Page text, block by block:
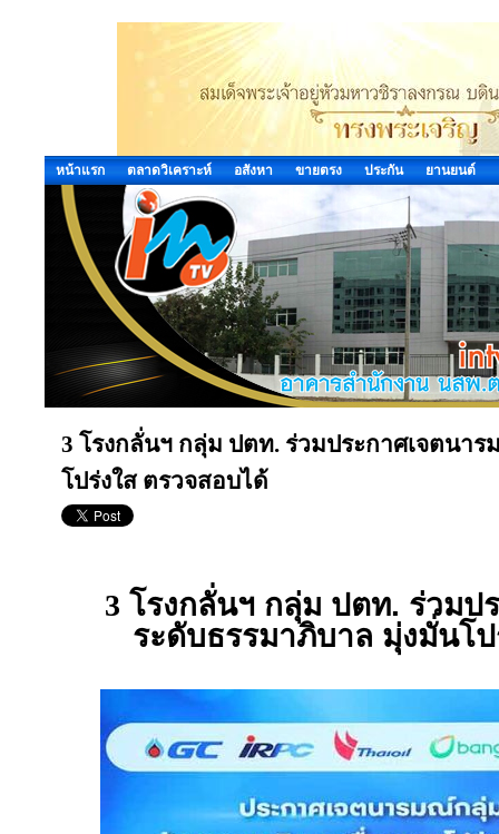
หน้าแรก ตลาดวิเคราะห์ อสังหา ขายตรง ประกัน ยานยนต์
3 โรงกลั่นฯ กลุ่ม ปตท. ร่วมประกาศเจตนา
โปร่งใส ตรวจสอบได้
3 โรงกลั่นฯ กลุ่ม ปตท. ร่วมป
ระดับธรรมาภิบาล มุ่งมั่นโ